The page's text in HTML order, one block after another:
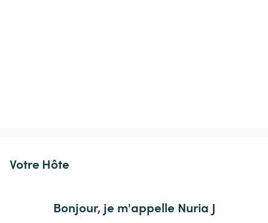
Votre Hôte
Bonjour, je m'appelle Nuria J